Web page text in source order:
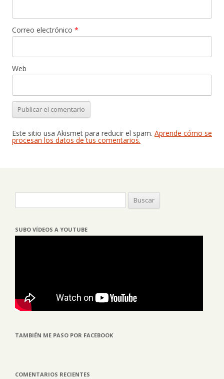
Correo electrónico *
Web
Este sitio usa Akismet para reducir el spam. Aprende cómo se
procesan los datos de tus comentarios.
SUBO VÍDEOS A YOUTUBE
TAMBIÉN ME PASO POR FACEBOOK
COMENTARIOS RECIENTES